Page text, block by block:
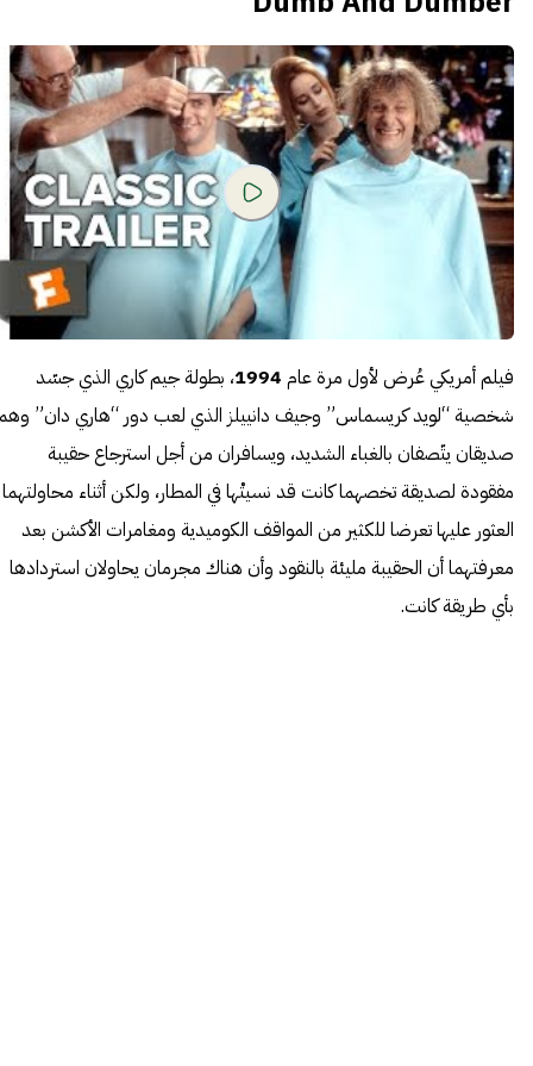
فيلم أمريكي عُرض لأول مرة عام 1994، بطولة جيم كاري الذي جسّد
شخصية “لويد كريسماس” وجيف دانييلز الذي لعب دور “هاري دان”
صديقان يتّصفان بالغباء الشديد، ويسافران من أجل استرجاع حقيبة
مفقودة لصديقة تخصهما كانت قد نسيتْها في المطار، ولكن أثناء محاولتهما
العثور عليها تعرضا للكثير من المواقف الكوميدية ومغامرات الأكشن بعد
معرفتهما أن الحقيبة مليئة بالنقود وأن هناك مجرمان يحاولان استردادها
بأي طريقة كانت.